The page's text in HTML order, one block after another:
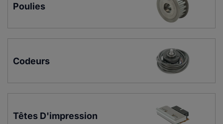
Poulies
Codeurs
Têtes D'impression